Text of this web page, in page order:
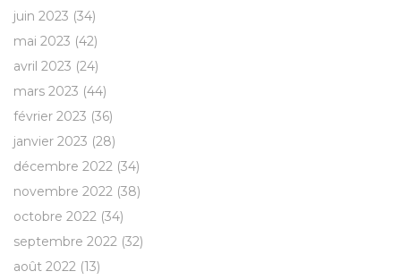
juin 2023 (34)
mai 2023 (42)
avril 2023 (24)
mars 2023 (44)
février 2023 (36)
janvier 2023 (28)
décembre 2022 (34)
novembre 2022 (38)
octobre 2022 (34)
septembre 2022 (32)
août 2022 (13)